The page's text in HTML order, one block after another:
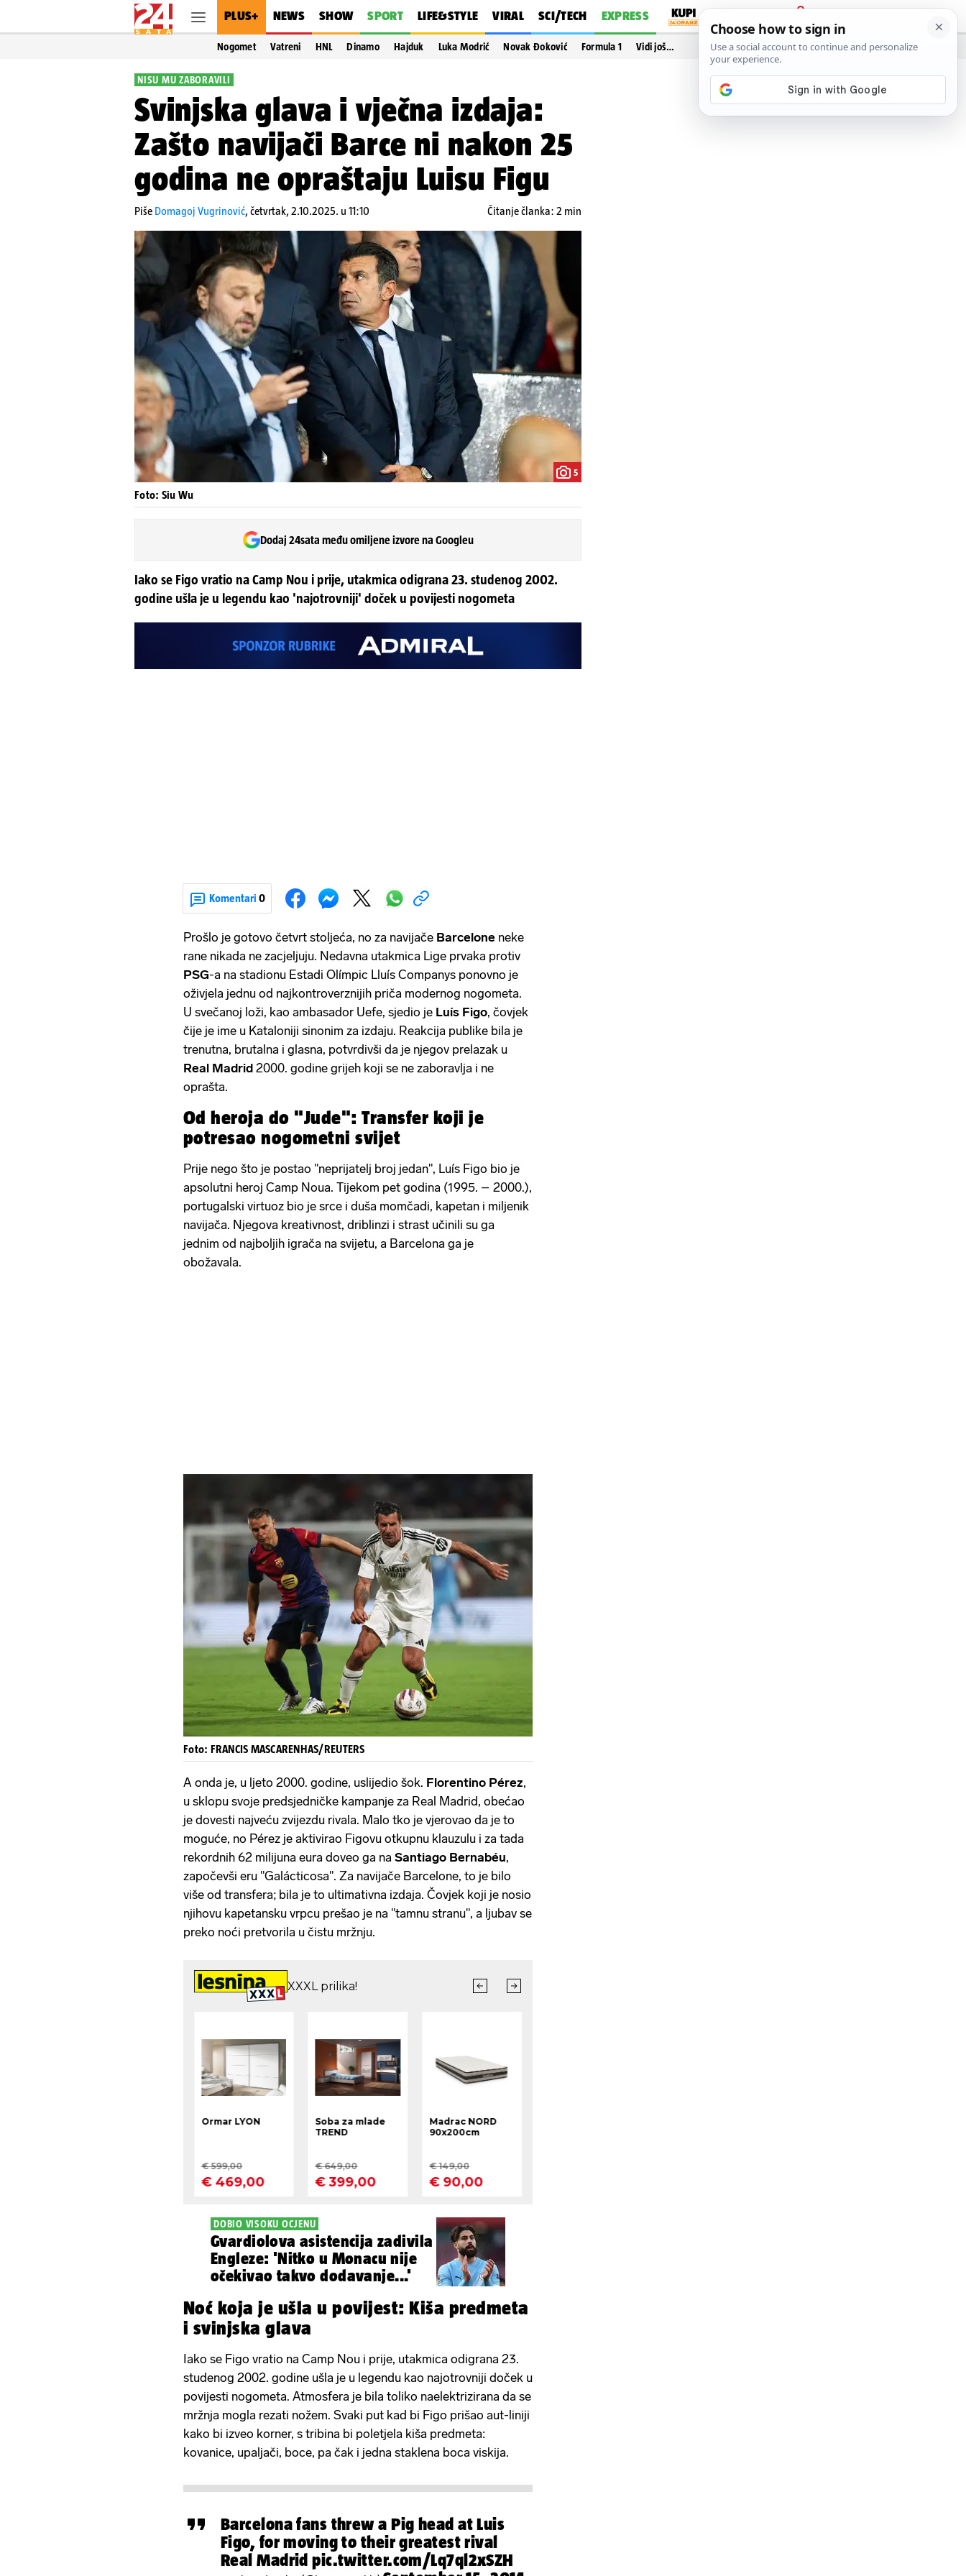
PLUS+ NEWS SHOW SPORT LIFE&STYLE VIRAL SCI/TECH EXPRESS
PRIJAVA
Nogomet Vatreni HNL Dinamo Hajduk Luka Modrić Novak Đoković Formula 1 Vidi još…
NISU MU ZABORAVILI
Svinjska glava i vječna izdaja:
Zašto navijači Barce ni nakon 25
godina ne opraštaju Luisu Figu
Piše Domagoj Vugrinović,četvrtak, 2.10.2025. u 11:10 Čitanje članka: 2 min
5
Foto: Siu Wu
Dodaj 24sata među omiljene izvore na Googleu
Iako se Figo vratio na Camp Nou i prije, utakmica odigrana 23. studenog 2002.
godine ušla je u legendu kao 'najotrovniji' doček u povijesti nogometa
Komentari 0
Prošlo je gotovo četvrt stoljeća, no za navijače Barcelone neke
rane nikada ne zacjeljuju. Nedavna utakmica Lige prvaka protiv
PSG-a na stadionu Estadi Olímpic Lluís Companys ponovno je
oživjela jednu od najkontroverznijih priča modernog nogometa.
U svečanoj loži, kao ambasador Uefe, sjedio je Luís Figo, čovjek
čije je ime u Kataloniji sinonim za izdaju. Reakcija publike bila je
trenutna, brutalna i glasna, potvrdivši da je njegov prelazak u
Real Madrid 2000. godine grijeh koji se ne zaboravlja i ne
oprašta.
Od heroja do "Jude": Transfer koji je
potresao nogometni svijet
Prije nego što je postao "neprijatelj broj jedan", Luís Figo bio je
apsolutni heroj Camp Noua. Tijekom pet godina (1995. – 2000.),
portugalski virtuoz bio je srce i duša momčadi, kapetan i miljenik
navijača. Njegova kreativnost, driblinzi i strast učinili su ga
jednim od najboljih igrača na svijetu, a Barcelona ga je
obožavala.
Foto: FRANCIS MASCARENHAS/REUTERS
A onda je, u ljeto 2000. godine, uslijedio šok. Florentino Pérez,
u sklopu svoje predsjedničke kampanje za Real Madrid, obećao
je dovesti najveću zvijezdu rivala. Malo tko je vjerovao da je to
moguće, no Pérez je aktivirao Figovu otkupnu klauzulu i za tada
rekordnih 62 milijuna eura doveo ga na Santiago Bernabéu,
započevši eru "Galácticosa". Za navijače Barcelone, to je bilo
više od transfera; bila je to ultimativna izdaja. Čovjek koji je nosio
njihovu kapetansku vrpcu prešao je na "tamnu stranu", a ljubav se
preko noći pretvorila u čistu mržnju.
DOBIO VISOKU OCJENU
Gvardiolova asistencija zadivila
Engleze: 'Nitko u Monacu nije
očekivao takvo dodavanje...'
Noć koja je ušla u povijest: Kiša predmeta
i svinjska glava
Iako se Figo vratio na Camp Nou i prije, utakmica odigrana 23.
studenog 2002. godine ušla je u legendu kao najotrovniji doček u
povijesti nogometa. Atmosfera je bila toliko naelektrizirana da se
mržnja mogla rezati nožem. Svaki put kad bi Figo prišao aut-liniji
kako bi izveo korner, s tribina bi poletjela kiša predmeta:
kovanice, upaljači, boce, pa čak i jedna staklena boca viskija.
Barcelona fans threw a Pig head at Luis
Figo, for moving to their greatest rival
Real Madridpic.twitter.com/Lq7ql2xSZH